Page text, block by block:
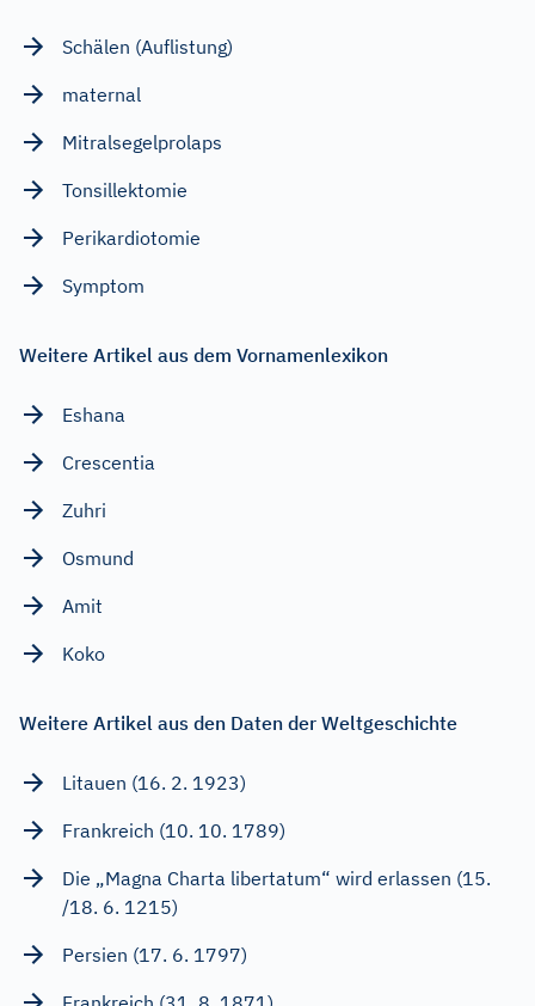
Schälen (Auflistung)
maternal
Mitralsegelprolaps
Tonsillektomie
Perikardiotomie
Symptom
Weitere Artikel aus dem Vornamenlexikon
Eshana
Crescentia
Zuhri
Osmund
Amit
Koko
Weitere Artikel aus den Daten der Weltgeschichte
Litauen (16. 2. 1923)
Frankreich (10. 10. 1789)
Die „Magna Charta libertatum“ wird erlassen (15.
/18. 6. 1215)
Persien (17. 6. 1797)